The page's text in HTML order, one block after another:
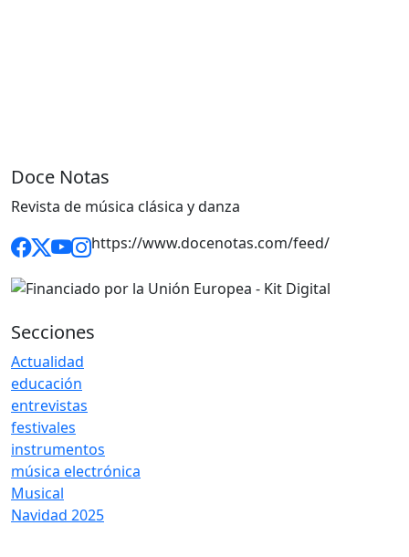
Doce Notas
Revista de música clásica y danza
https://www.docenotas.com/feed/
Secciones
Actualidad
educación
entrevistas
festivales
instrumentos
música electrónica
Musical
Navidad 2025